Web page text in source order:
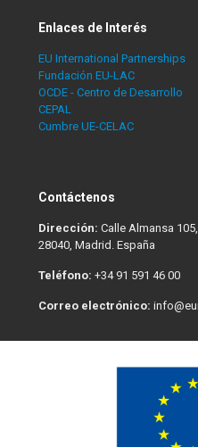
Enlaces de Interés
EU International Partnerships
Fundación EU-LAC
OCDE - Centro de Desarrollo
CEPAL
Cumbre UE-CELAC
Contáctenos
Dirección: Calle Almansa
28040, Madrid. España
Teléfono: +34 91 591 46 00
Correo electrónico: